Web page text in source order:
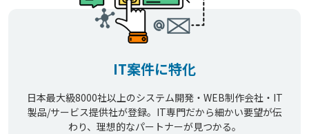
IT案件に特化
日本最大級8000社以上のシステム開発・WEB制作会社・IT
製品/サービス提供社が登録。IT専門だから細かい要望が伝
わり、理想的なパートナーが見つかる。